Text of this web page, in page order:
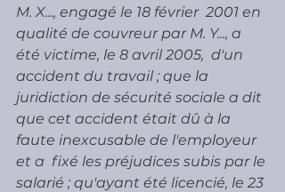
M. X..., engagé le 18 février  2001 en
qualité de couvreur par M. Y..., a
été victime, le 8 avril 2005,  d'un
accident du travail ; que la
juridiction de sécurité sociale a dit
que cet accident était dû à la
faute inexcusable de l'employeur
et a  fixé les préjudices subis par le
salarié ; qu'ayant été licencié, le 23